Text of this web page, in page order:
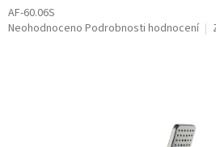
AF-60.06S
Průměrné
Neohodnoceno Podrobnosti hodnocení